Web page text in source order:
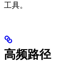
工具。
高频路径